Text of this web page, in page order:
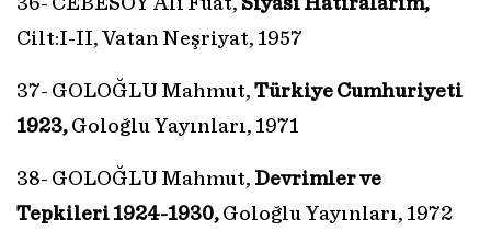
Cilt:I-II, Vatan Neşriyat, 1957
37- GOLOĞLU Mahmut, Türkiye Cumhuriyeti
1923, Goloğlu Yayınları, 1971
38- GOLOĞLU Mahmut, Devrimler ve
Tepkileri 1924-1930, Goloğlu Yayınları, 1972